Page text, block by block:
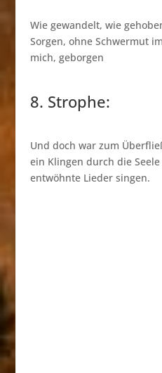
Wie gewandelt, wie
Sorgen, ohne Schwermut
mich, geborgen
8. Strophe:
Und doch war zum
ein Klingen durch die
entwöhnte Lieder singen.